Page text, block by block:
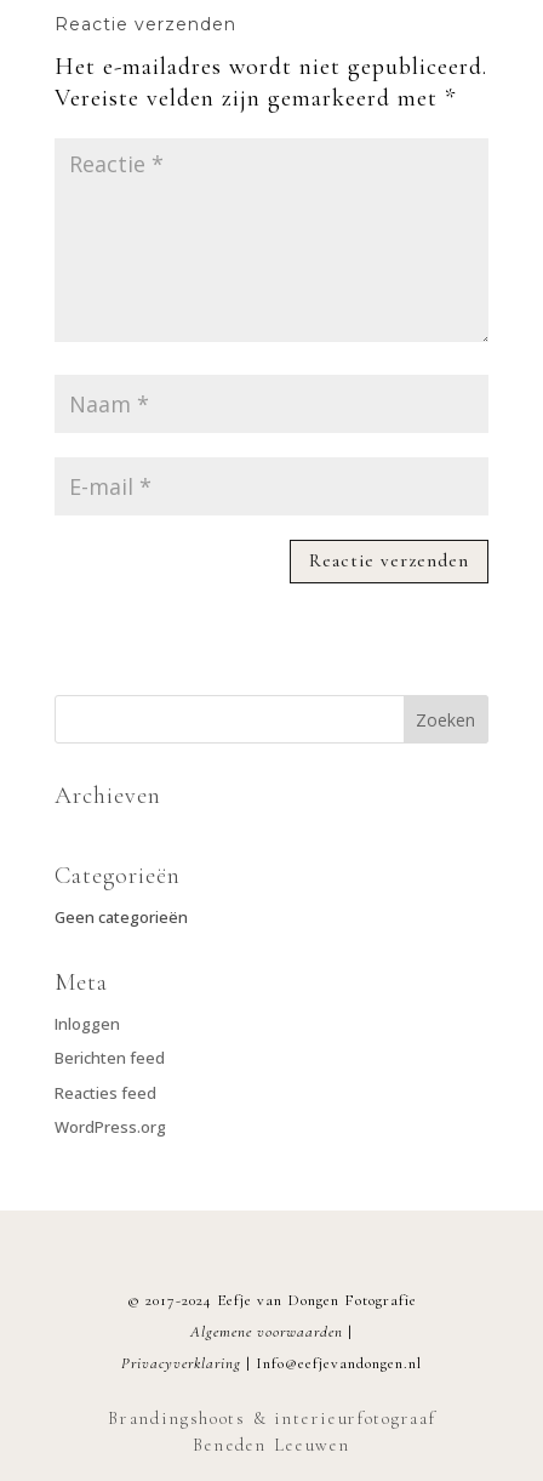
Reactie verzenden
Het e-mailadres wordt niet gepubliceerd.
Vereiste velden zijn gemarkeerd met *
Archieven
Categorieën
Geen categorieën
Meta
Inloggen
Berichten feed
Reacties feed
WordPress.org
© 2017-2024 Eefje van Dongen Fotografie
Algemene voorwaarden |
Privacyverklaring | Info@eefjevandongen.nl
Brandingshoots & interieurfotograaf
Beneden Leeuwen